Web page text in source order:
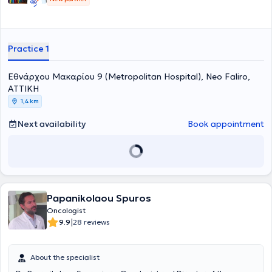
Practice 1
Εθνάρχου Μακαρίου 9 (Metropolitan Hospital), Neo Faliro,
ΑΤΤΙΚΗ
1,4 km
Next availability Book appointment
Papanikolaou Spuros
Oncologist
9.9|28 reviews
About the specialist